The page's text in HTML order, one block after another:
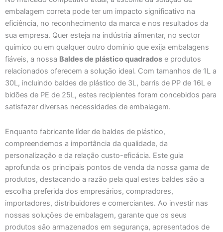
embalagem correta pode ter um impacto significativo na
eficiência, no reconhecimento da marca e nos resultados da
sua empresa. Quer esteja na indústria alimentar, no sector
químico ou em qualquer outro domínio que exija embalagens
fiáveis, a nossa Baldes de plástico quadrados e produtos
relacionados oferecem a solução ideal. Com tamanhos de 1L a
30L, incluindo baldes de plástico de 3L, barris de PP de 16L e
bidões de PE de 25L, estes recipientes foram concebidos para
satisfazer diversas necessidades de embalagem.
Enquanto fabricante líder de baldes de plástico,
compreendemos a importância da qualidade, da
personalização e da relação custo-eficácia. Este guia
aprofunda os principais pontos de venda da nossa gama de
produtos, destacando a razão pela qual estes baldes são a
escolha preferida dos empresários, compradores,
importadores, distribuidores e comerciantes. Ao investir nas
nossas soluções de embalagem, garante que os seus
produtos são armazenados em segurança, apresentados de